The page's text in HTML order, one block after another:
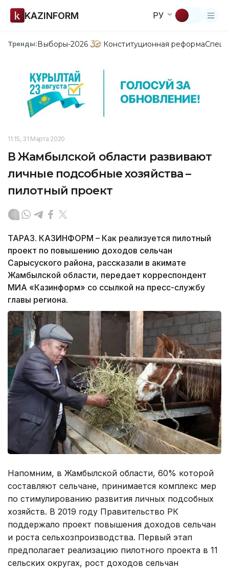
KAZINFORM РУ
Тренды:Выборы-2026 Конституционная реформа
11:15, 31 Марта 2020
В Жамбылской области развивают
личные подсобные хозяйства –
пилотный проект
ТАРАЗ. КАЗИНФОРМ – Как реализуется пилотный
проект по повышению доходов сельчан
Сарысуского района, рассказали в акимате
Жамбылской области, передает корреспондент
МИА «Казинформ» со ссылкой на пресс-службу
главы региона.
Напомним, в Жамбылской области, 60% которой
составляют сельчане, принимается комплекс мер
по стимулированию развития личных подсобных
хозяйств. В 2019 году Правительство РК
поддержало проект повышения доходов сельчан
и роста сельхозпроизводства. Первый этап
предполагает реализацию пилотного проекта в 11
сельских округах, рост доходов сельчан